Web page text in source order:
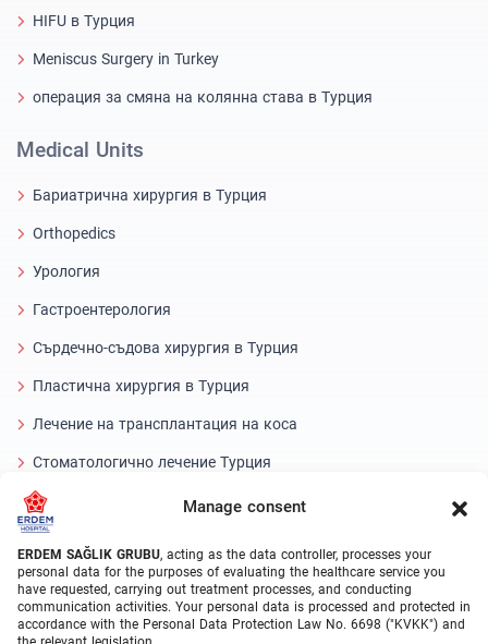
Manage consent
ERDEM SAĞLIK GRUBU, acting as the data controller, processes your
personal data for the purposes of evaluating the healthcare service you
have requested, carrying out treatment processes, and conducting
communication activities. Your personal data is processed and protected in
accordance with the Personal Data Protection Law No. 6698 ("KVKK") and
HIFU в Турция
Meniscus Surgery in Turkey
операция за смяна на колянна става в Турция
Medical Units
Бариатрична хирургия в Турция
Orthopedics
Урология
Гастроентерология
Сърдечно-съдова хирургия в Турция
Пластична хирургия в Турция
Лечение на трансплантация на коса
Стоматологично лечение Турция
Лазерно око
About Erdem
За нас
Medical Units